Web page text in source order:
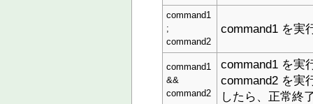
command1
;
command2
command1 を実
command1
&&
command2
command1 を実
command2 を実
したら、正常終